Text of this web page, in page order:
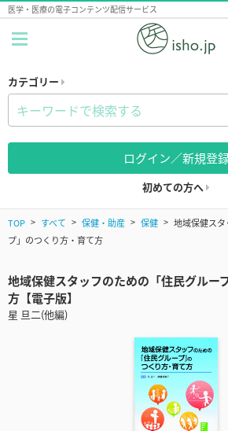
医学・医療の電子コンテンツ配信サービス
カテゴリー
ログイン／新規登
初めての方へ
TOP すべて 保健・助産 保健
地域保健ス
プ」のつくり方・育て方
地域保健スタッフのための「住民グルー
方【電子版】
星 旦二(他編)